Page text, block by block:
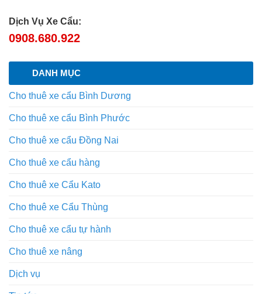
Dịch Vụ Xe Cẩu:
0908.680.922
DANH MỤC
Cho thuê xe cẩu Bình Dương
Cho thuê xe cẩu Bình Phước
Cho thuê xe cẩu Đồng Nai
Cho thuê xe cẩu hàng
Cho thuê xe Cẩu Kato
Cho thuê xe Cẩu Thùng
Cho thuê xe cẩu tự hành
Cho thuê xe nâng
Dịch vụ